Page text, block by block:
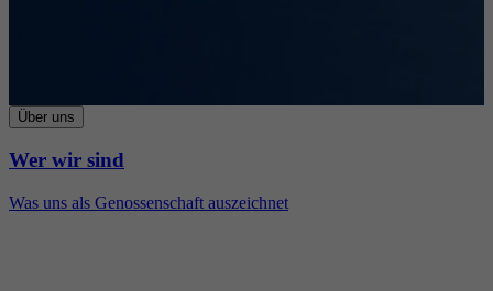
Über uns
Wer wir sind
Was uns als Genossenschaft auszeichnet